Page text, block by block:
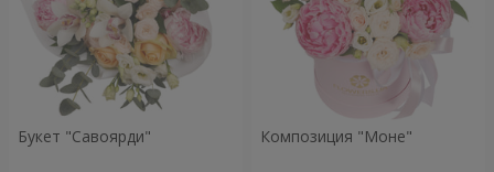
Букет "Савоярди" Композиция "Моне"